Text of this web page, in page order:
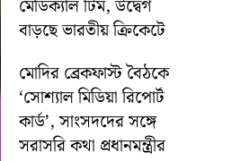
মেডিক্যাল টিম, উদ্বেগ
বাড়ছে ভারতীয় ক্রিকেটে
মোদির ব্রেকফাস্ট বৈঠকে
‘সোশ্যাল মিডিয়া রিপোর্ট
কার্ড’, সাংসদদের সঙ্গে
সরাসরি কথা প্রধানমন্ত্রীর